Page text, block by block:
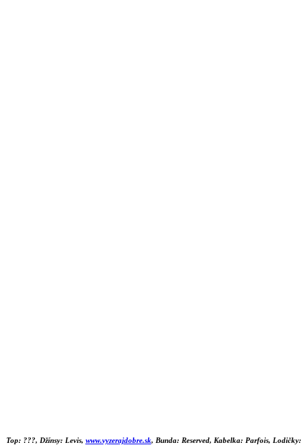
Top: ???, Džínsy: Levis, www.vyzerajdobre.sk, Bunda: Reserved, Kabelka: Parfois, Lodičky: